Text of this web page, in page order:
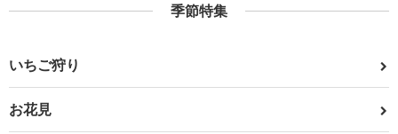
季節特集
いちご狩り
お花見